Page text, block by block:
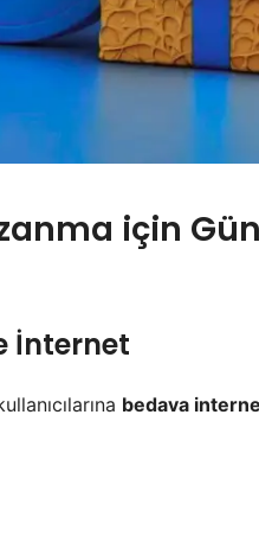
için
İnternet
bedava